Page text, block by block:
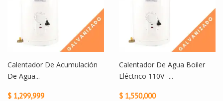
Calentador De Acumulación
De Agua...
$ 1,299,999
Calentador De Agua Boiler
Eléctrico 110V -...
$ 1,550,000